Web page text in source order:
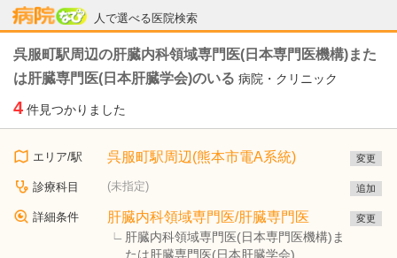
人で選べる医院検索
病院なび
呉服町駅周辺の肝臓内科領域専門医(日本専門医機構)また
は肝臓専門医(日本肝臓学会)のいる 病院・クリニック
4 件見つかりました
エリア/駅 呉服町駅周辺(熊本市電A系統) 変更
診療科目 (未指定) 追加
詳細条件 肝臓内科領域専門医/肝臓専門医
肝臓内科領域専門医(日本専門医機構)ま
たは肝臓専門医(日本肝臓学会)
変更